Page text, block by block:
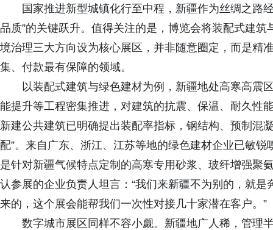
国家推进新型城镇化行至中程，新疆作为丝绸之路经
品质”的关键跃升。值得关注的是，博览会将装配式建
境治理三大方向设为核心展区，并非随意圈定，而是精
集、付款最有保障的领域。
以装配式建筑与绿色建材为例，新疆地处高寒高震
能提升等工程密集推进，对建筑的抗震、保温、耐久性
新建公共建筑已明确提出装配率指标，钢结构、预制混
配”。来自广东、浙江、江苏等地的绿色建材企业已敏
是针对新疆气候特点定制的高寒专用砂浆、玻纤增强聚
认参展的企业负责人坦言：“我们来新疆不为别的，就
来的，这个展会能帮我们一次性对接几十家潜在客户。”
数字城市展区同样不容小觑。新疆地广人稀，管理半